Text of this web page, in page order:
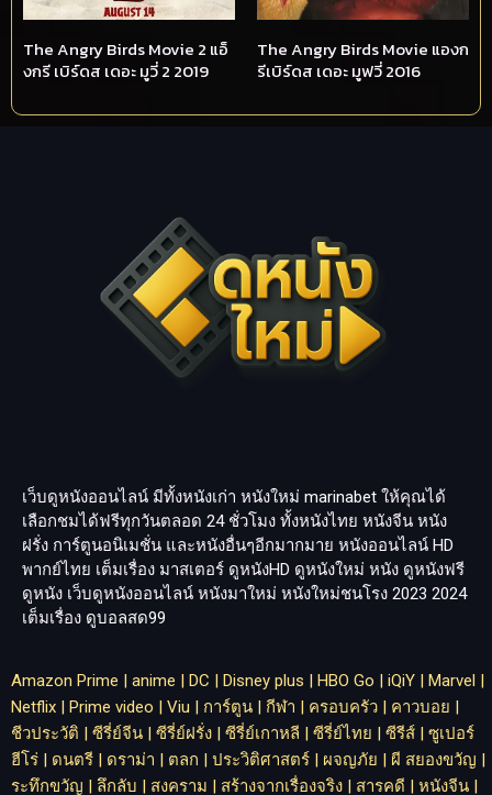
The Angry Birds Movie 2 แอ็
งกรี เบิร์ดส เดอะ มูวี่ 2 2019
The Angry Birds Movie แองก
รีเบิร์ดส เดอะ มูฟวี่ 2016
เว็บดูหนังออนไลน์ มีทั้งหนังเก่า หนังใหม่ marinabet ให้คุณได้
เลือกชมได้ฟรีทุกวันตลอด 24 ชั่วโมง ทั้งหนังไทย หนังจีน หนัง
ฝรั่ง การ์ตูนอนิเมชั่น และหนังอื่นๆอีกมากมาย หนังออนไลน์ HD
พากย์ไทย เต็มเรื่อง มาสเตอร์ ดูหนังHD ดูหนังใหม่ หนัง ดูหนังฟรี
ดูหนัง เว็บดูหนังออนไลน์ หนังมาใหม่ หนังใหม่ชนโรง 2023 2024
เต็มเรื่อง ดูบอลสด99
Amazon Prime | anime | DC | Disney plus | HBO Go | iQiY | Marvel |
Netflix | Prime video | Viu | การ์ตูน | กีฬา | ครอบครัว | คาวบอย |
ชีวประวัติ | ซีรี่ย์จีน | ซีรี่ย์ฝรั่ง | ซีรี่ย์เกาหลี | ซีรี่ย์ไทย | ซีรีส์ | ซูเปอร์
ฮีโร่ | ดนตรี | ดราม่า | ตลก | ประวิติศาสตร์ | ผจญภัย | ผี สยองขวัญ |
ระทึกขวัญ | ลึกลับ | สงคราม | สร้างจากเรื่องจริง | สารคดี | หนังจีน |